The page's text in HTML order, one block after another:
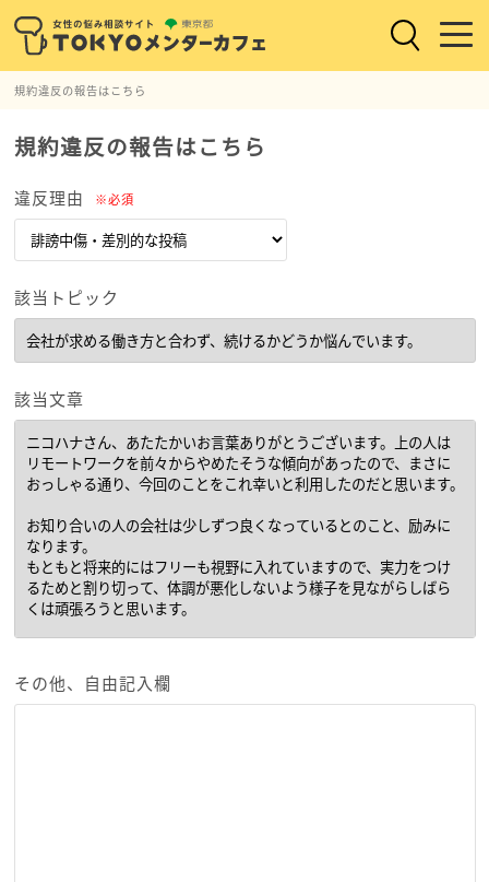
規約違反の報告はこちら
規約違反の報告はこちら
違反理由 ※必須
該当トピック
該当文章
その他、自由記入欄